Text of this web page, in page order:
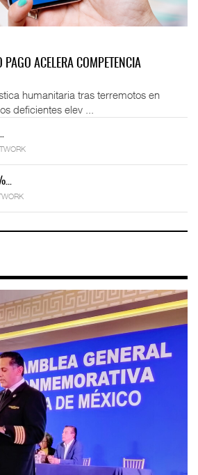
PAGO ACELERA COMPETENCIA
humanitaria tras terremotos en
deficientes elev ...